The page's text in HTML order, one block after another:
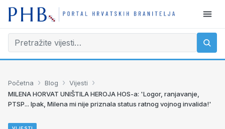
Početna › Blog › Vijesti ›
MILENA HORVAT UNIŠTILA HEROJA HOS-a: 'Logor, ranjavanje,
PTSP... Ipak, Milena mi nije priznala status ratnog vojnog invalida!'